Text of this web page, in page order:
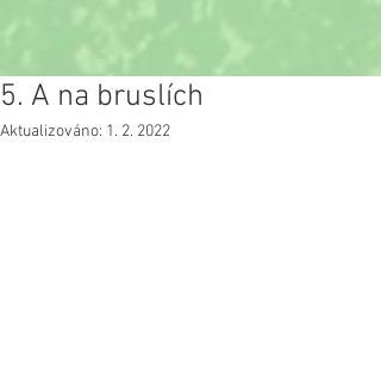
5. A na bruslích
Aktualizováno: 1. 2. 2022